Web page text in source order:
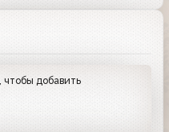
, чтобы добавить